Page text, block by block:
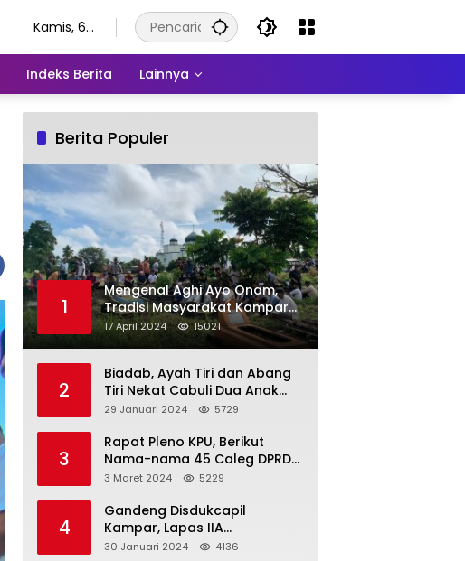
Kamis, 6
2026
Indeks Berita Lainnya
Berita Populer
1
Mengenal Aghi Ayo Onam,
Tradisi Masyarakat Kampar
Setelah Hari Raya Idul Fitri
17 April 2024 15021
2
Biadab, Ayah Tiri dan Abang
Tiri Nekat Cabuli Dua Anak
Dibawah Umur
29 Januari 2024 5729
3
Rapat Pleno KPU, Berikut
Nama-nama 45 Caleg DPRD
3 Maret 2024 5229
4
Gandeng Disdukcapil
Kampar, Lapas IIA
Bangkinang Lakukan
30 Januari 2024 4136